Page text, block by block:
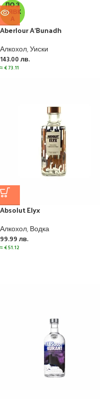
ПО З
АЯВК
А
Aberlour A’Bunadh
Алкохол,Уиски
143.00 лв.
≈€73.11
Absolut Elyx
Алкохол,Водка
99.99 лв.
≈€51.12